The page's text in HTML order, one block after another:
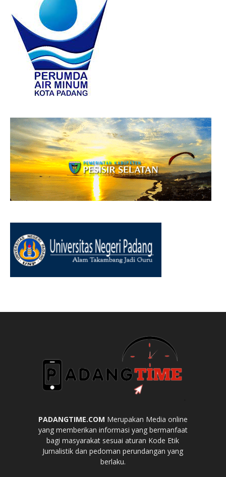
PADANGTIME.COM Merupakan Media online
yang memberikan informasi yang bermanfaat
bagi masyarakat sesuai aturan Kode Etik
Jurnalistik dan pedoman perundangan yang
berlaku.